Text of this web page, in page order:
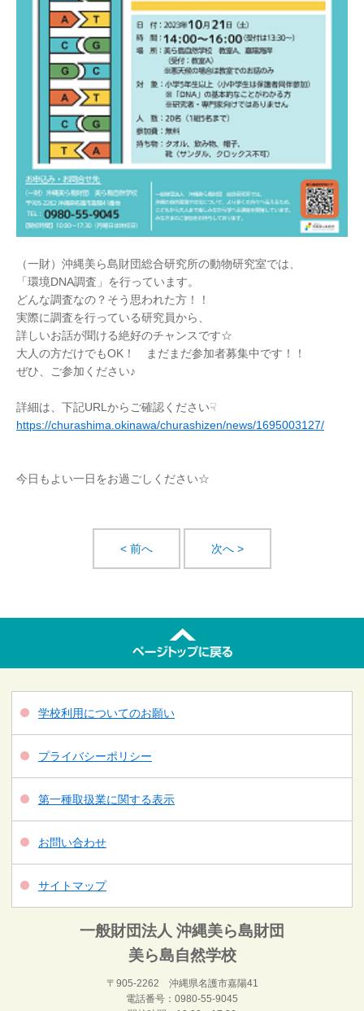
（一財）沖縄美ら島財団総合研究所の動物研究室では、
「環境DNA調査」を行っています。
どんな調査なの？そう思われた方！！
実際に調査を行っている研究員から、
詳しいお話が聞ける絶好のチャンスです☆
大人の方だけでもOK！ まだまだ参加者募集中です！！
ぜひ、ご参加ください♪
詳細は、下記URLからご確認ください☟
https://churashima.okinawa/churashizen/news/1695003127/
今日もよい一日をお過ごしください☆
< 前へ 次へ >
学校利用についてのお願い
プライバシーポリシー
第一種取扱業に関する表示
お問い合わせ
サイトマップ
一般財団法人 沖縄美ら島財団
美ら島自然学校
〒905-2262 沖縄県名護市嘉陽41
電話番号：0980-55-9045